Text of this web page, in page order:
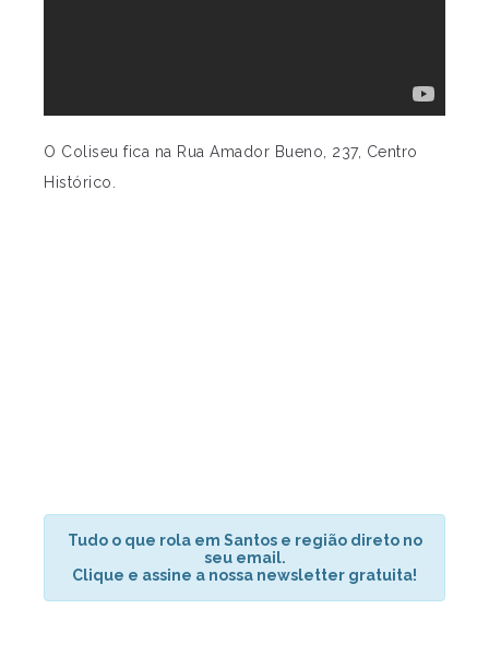
O Coliseu fica na Rua Amador Bueno, 237, Centro
Histórico.
Tudo o que rola em Santos e região direto no
seu email.
Clique e assine a nossa newsletter gratuita!